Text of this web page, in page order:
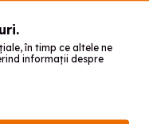
în timp ce altele ne
informații despre